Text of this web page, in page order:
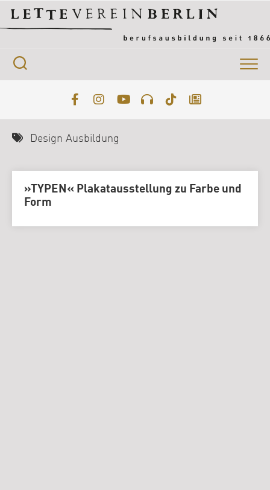
content
Design Ausbildung
»TYPEN« Plakatausstellung zu Farbe und
Form